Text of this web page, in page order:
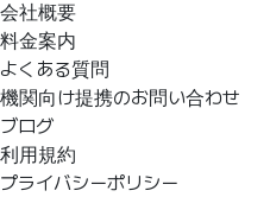
会社概要
料金案内
よくある質問
機関向け提携のお問い合わせ
ブログ
利用規約
プライバシーポリシー